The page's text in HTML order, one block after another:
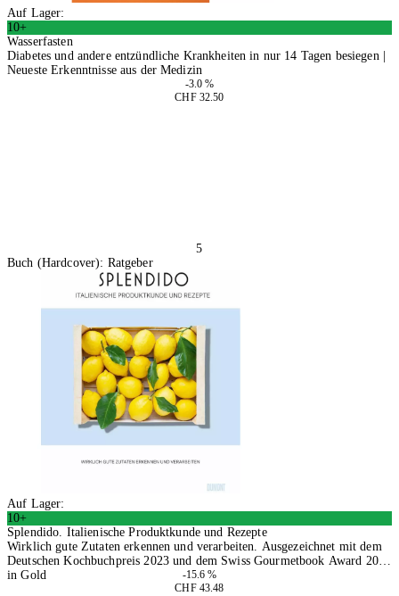
Auf Lager:
10+
Wasserfasten
Diabetes und andere entzündliche Krankheiten in nur 14 Tagen besiegen |
Neueste Erkenntnisse aus der Medizin
-3.0 %
CHF 32.50
5
Buch (Hardcover): Ratgeber
Auf Lager:
10+
Splendido. Italienische Produktkunde und Rezepte
Wirklich gute Zutaten erkennen und verarbeiten. Ausgezeichnet mit dem
Deutschen Kochbuchpreis 2023 und dem Swiss Gourmetbook Award 2024
in Gold
-15.6 %
CHF 43.48